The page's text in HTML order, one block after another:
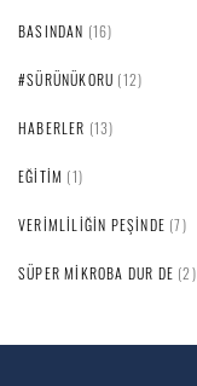
BASINDAN (16)
#SÜRÜNÜKORU (12)
HABERLER (13)
EĞITIM (1)
VERIMLILIĞIN PEŞINDE (7)
SÜPER MIKROBA DUR DE (2)